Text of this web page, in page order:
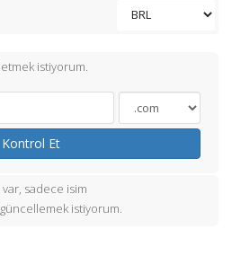
istiyorum.
Kontrol Et
sadece isim
istiyorum.